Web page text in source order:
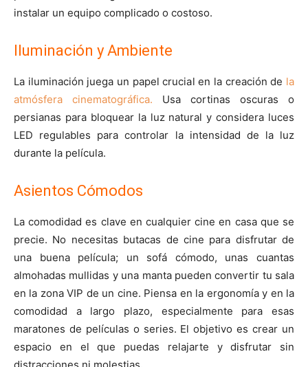
instalar un equipo complicado o costoso.
Iluminación y Ambiente
La iluminación juega un papel crucial en la creación de la
atmósfera cinematográfica. Usa cortinas oscuras o
persianas para bloquear la luz natural y considera luces
LED regulables para controlar la intensidad de la luz
durante la película.
Asientos Cómodos
La comodidad es clave en cualquier cine en casa que se
precie. No necesitas butacas de cine para disfrutar de
una buena película; un sofá cómodo, unas cuantas
almohadas mullidas y una manta pueden convertir tu sala
en la zona VIP de un cine. Piensa en la ergonomía y en la
comodidad a largo plazo, especialmente para esas
maratones de películas o series. El objetivo es crear un
espacio en el que puedas relajarte y disfrutar sin